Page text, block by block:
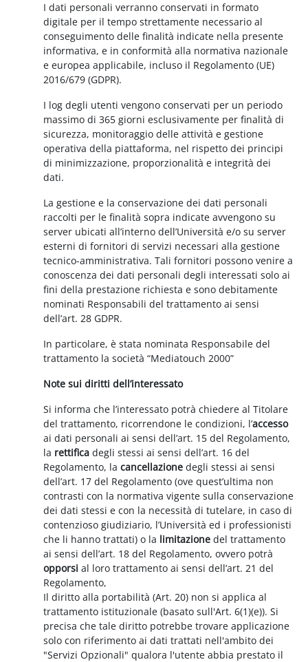
I dati personali verranno conservati in formato
digitale per il tempo strettamente necessario al
conseguimento delle finalità indicate nella presente
informativa, e in conformità alla normativa nazionale
e europea applicabile, incluso il Regolamento (UE)
2016/679 (GDPR).
I log degli utenti vengono conservati per un periodo
massimo di 365 giorni esclusivamente per finalità di
sicurezza, monitoraggio delle attività e gestione
operativa della piattaforma, nel rispetto dei principi
di minimizzazione, proporzionalità e integrità dei
dati.
La gestione e la conservazione dei dati personali
raccolti per le finalità sopra indicate avvengono su
server ubicati all’interno dell’Università e/o su server
esterni di fornitori di servizi necessari alla gestione
tecnico-amministrativa. Tali fornitori possono venire a
conoscenza dei dati personali degli interessati solo ai
fini della prestazione richiesta e sono debitamente
nominati Responsabili del trattamento ai sensi
dell’art. 28 GDPR.
In particolare, è stata nominata Responsabile del
trattamento la società “Mediatouch 2000”
Note sui diritti dell’interessato
Si informa che l’interessato potrà chiedere al Titolare
del trattamento, ricorrendone le condizioni, l’accesso
ai dati personali ai sensi dell’art. 15 del Regolamento,
la rettificadegli stessi ai sensi dell’art. 16 del
Regolamento, lacancellazione degli stessi ai sensi
dell’art. 17 del Regolamento (ove quest’ultima non
contrasti con la normativa vigente sulla conservazione
dei dati stessi e con la necessità di tutelare, in caso di
contenzioso giudiziario, l’Università ed i professionisti
che li hanno trattati) o la limitazione del trattamento
ai sensi dell’art. 18 del Regolamento, ovvero potrà
opporsi al loro trattamento ai sensi dell’art. 21 del
Regolamento,
Il diritto alla portabilità (Art. 20) non si applica al
trattamento istituzionale (basato sull'Art. 6(1)(e)). Si
precisa che tale diritto potrebbe trovare applicazione
solo con riferimento ai dati trattati nell'ambito dei
"Servizi Opzionali" qualora l'utente abbia prestato il